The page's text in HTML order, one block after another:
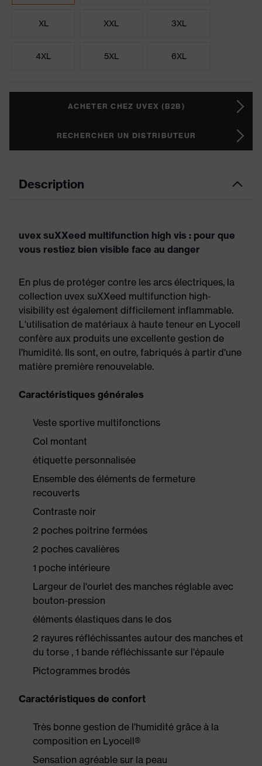
XL XXL 3XL
4XL 5XL 6XL
ACHETER CHEZ UVEX (B2B)
RECHERCHER UN DISTRIBUTEUR
Description
uvex suXXeed multifunction high vis : pour que
vous restiez bien visible face au danger
En plus de protéger contre les arcs électriques, la
collection uvex suXXeed multifunction high-
visibility est également difficilement inflammable.
L'utilisation de matériaux à haute teneur en Lyocell
confère aux produits une excellente gestion de
l'humidité. Ils sont, en outre, fabriqués à partir d'une
matière première renouvelable.
Caractéristiques générales
Veste sportive multifonctions
Col montant
étiquette personnalisée
Ensemble des éléments de fermeture
recouverts
Contraste noir
2 poches poitrine fermées
2 poches cavalières
1 poche intérieure
Largeur de l'ourlet des manches réglable avec
bouton-pression
éléments élastiques dans le dos
2 rayures réfléchissantes autour des manches et
du torse , 1 bande réfléchissante sur l'épaule
Pictogrammes brodés
Caractéristiques de confort
Très bonne gestion de l'humidité grâce à la
composition en Lyocell®
Sensation agréable sur la peau